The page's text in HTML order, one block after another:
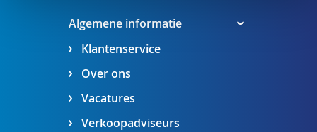
Algemene informatie
Klantenservice
Over ons
Vacatures
Verkoopadviseurs